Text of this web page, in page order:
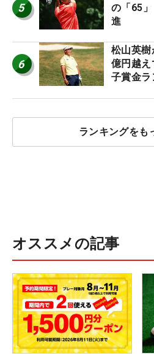
5
の「65
進
6
松山英
億円越え
子賞金ラ
ランキングをも
オススメの記事